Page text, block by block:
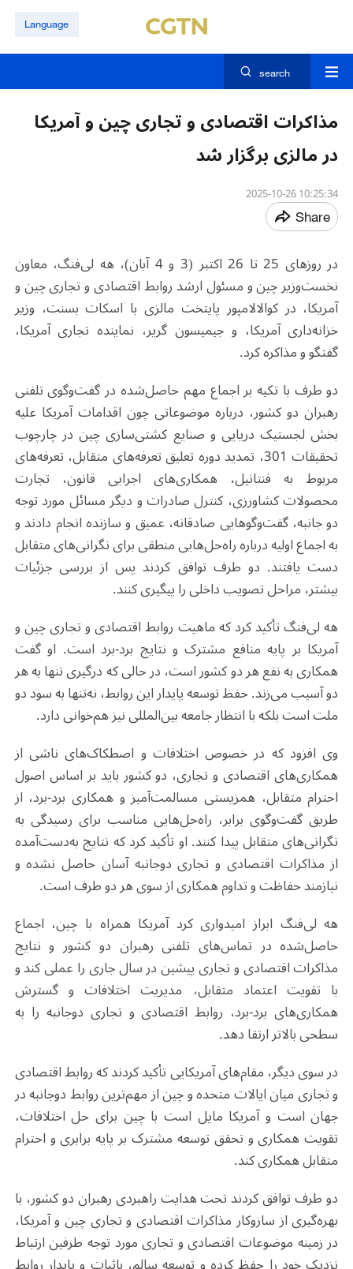
Language
search
مذاکرات اقتصادی و تجاری چین و آمریکا
در مالزی برگزار شد
10:25:34 2025-10-26
Share
در روزهای 25 تا 26 اکتبر (3 و 4 آبان)، هه لی‌فنگ، معاون
نخست‌وزیر چین و مسئول ارشد روابط اقتصادی و تجاری چین و
آمریکا، در کوالالامپور پایتخت مالزی با اسکات بسنت، وزیر
خزانه‌داری آمریکا، و جیمیسون گریر، نماینده تجاری آمریکا،
گفتگو و مذاکره کرد.
دو طرف با تکیه بر اجماع مهم حاصل‌شده در گفت‌وگوی تلفنی
رهبران دو کشور، درباره موضوعاتی چون اقدامات آمریکا علیه
بخش لجستیک دریایی و صنایع کشتی‌سازی چین در چارچوب
تحقیقات 301، تمدید دوره تعلیق تعرفه‌های متقابل، تعرفه‌های
مربوط به فنتانیل، همکاری‌های اجرایی قانون، تجارت
محصولات کشاورزی، کنترل صادرات و دیگر مسائل مورد توجه
دو جانبه، گفت‌وگوهایی صادقانه، عمیق و سازنده انجام دادند و
به اجماع اولیه درباره راه‌حل‌هایی منطقی برای نگرانی‌های متقابل
دست یافتند. دو طرف توافق کردند پس از بررسی جزئیات
بیشتر، مراحل تصویب داخلی را پیگیری کنند.
هه لی‌فنگ تأکید کرد که ماهیت روابط اقتصادی و تجاری چین و
آمریکا بر پایه منافع مشترک و نتایج برد-برد است. او گفت
همکاری به نفع هر دو کشور است، در حالی که درگیری تنها به هر
دو آسیب می‌زند. حفظ توسعه پایدار این روابط، نه‌تنها به سود دو
ملت است بلکه با انتظار جامعه بین‌المللی نیز هم‌خوانی دارد.
وی افزود که در خصوص اختلافات و اصطکاک‌های ناشی از
همکاری‌های اقتصادی و تجاری، دو کشور باید بر اساس اصول
احترام متقابل، همزیستی مسالمت‌آمیز و همکاری برد-برد، از
طریق گفت‌وگوی برابر، راه‌حل‌هایی مناسب برای رسیدگی به
نگرانی‌های متقابل پیدا کنند. او تأکید کرد که نتایج به‌دست‌آمده
از مذاکرات اقتصادی و تجاری دوجانبه آسان حاصل نشده و
نیازمند حفاظت و تداوم همکاری از سوی هر دو طرف است.
هه لی‌فنگ ابراز امیدواری کرد آمریکا همراه با چین، اجماع
حاصل‌شده در تماس‌های تلفنی رهبران دو کشور و نتایج
مذاکرات اقتصادی و تجاری پیشین در سال جاری را عملی کند و
با تقویت اعتماد متقابل، مدیریت اختلافات و گسترش
همکاری‌های برد-برد، روابط اقتصادی و تجاری دوجانبه را به
سطحی بالاتر ارتقا دهد.
در سوی دیگر، مقام‌های آمریکایی تأکید کردند که روابط اقتصادی
و تجاری میان ایالات متحده و چین از مهم‌ترین روابط دوجانبه در
جهان است و آمریکا مایل است با چین برای حل اختلافات،
تقویت همکاری و تحقق توسعه مشترک بر پایه برابری و احترام
متقابل همکاری کند.
دو طرف توافق کردند تحت هدایت راهبردی رهبران دو کشور، با
بهره‌گیری از سازوکار مذاکرات اقتصادی و تجاری چین و آمریکا،
در زمینه موضوعات اقتصادی و تجاری مورد توجه طرفین ارتباط